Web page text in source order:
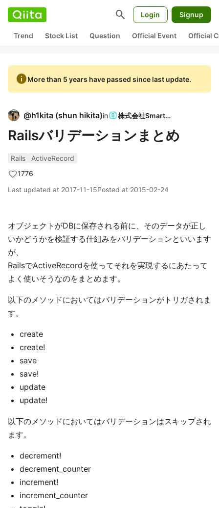
search Login Signup
Trend Stock List Question Official Event Official
infoMore than 5 years have passed since last update.
@h1kita (shun hikita)in 株式会社SmartHR
Railsバリデーションまとめ
Rails
ActiveRecord
1776
Last updated at 2017-11-15Posted at 2015-02-24
オブジェクトがDBに保存される前に、そのデータが正し
いかどうかを検証する仕組みをバリデーションといいます
が、
RailsでActiveRecordを使ってそれを実現するにあたって
よく使いそうなのをまとめます。
以下のメソッドにおいてはバリデーションがトリガされま
す。
create
create!
save
save!
update
update!
以下のメソッドにおいてはバリデーションはスキップされ
ます。
decrement!
decrement_counter
increment!
increment_counter